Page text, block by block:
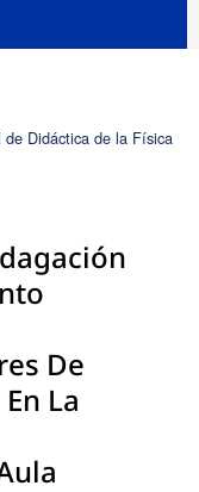
Didáctica de la Física
De
La